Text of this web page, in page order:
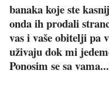
banaka koje ste
onda ih prodali
vas i vaše obitelji pa
uživaju dok mi
Ponosim se sa